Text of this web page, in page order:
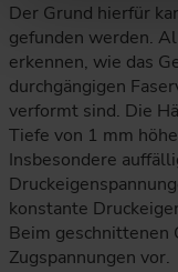
Der Grund hierfür
gefunden werden.
erkennen, wie das
durchgängigen
verformt sind. Die
Tiefe von 1 mm
Insbesondere
konstante
Beim geschnittenen
Zugspannungen vor.